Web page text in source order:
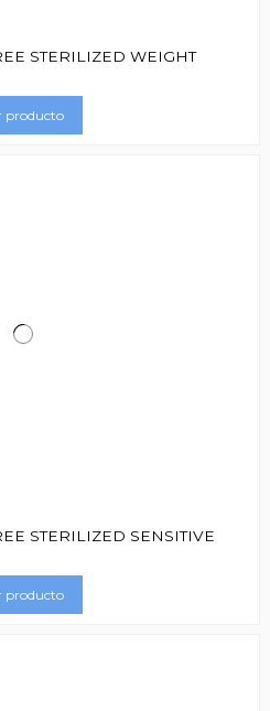
STERILIZED WEIGHT
producto
STERILIZED SENSITIVE
producto